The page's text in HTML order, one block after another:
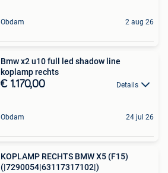
Obdam 2 aug 26
Bmw x2 u10 full led shadow line
koplamp rechts
€ 1.170,00 Details
Obdam 24 jul 26
KOPLAMP RECHTS BMW X5 (F15)
(|7290054|63117317102|)